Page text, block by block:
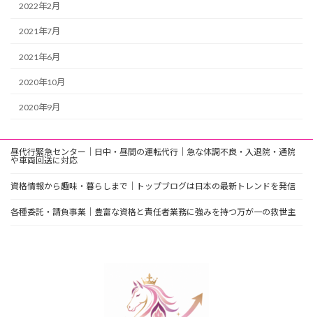
2022年2月
2021年7月
2021年6月
2020年10月
2020年9月
昼代行緊急センター｜日中・昼間の運転代行｜急な体調不良・入退院・通院
や車両回送に対応
資格情報から趣味・暮らしまで｜トップブログは日本の最新トレンドを発信
各種委託・請負事業｜豊富な資格と責任者業務に強みを持つ万が一の救世主